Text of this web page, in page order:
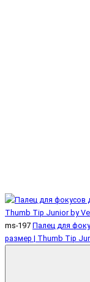
ms-197 Палец для
размер | Thumb Tip